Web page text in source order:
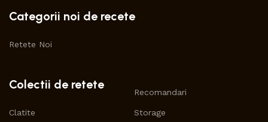
Categorii noi de recete
Retete Noi
Colectii de retete
Clatite
Recomandari
Storage